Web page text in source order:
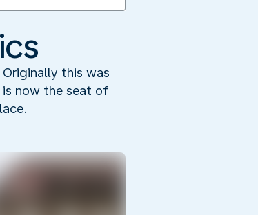
this was
now the seat of